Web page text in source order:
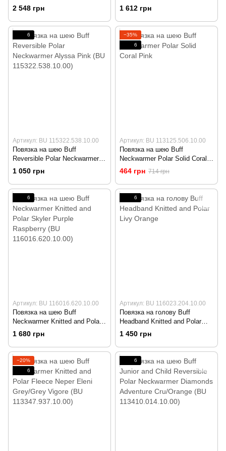
Rose (BU 1855.557.10)
2 548 грн
Fizz Blue Skydiver (BU
116007.703.10.00)
1 612 грн
6
Артикул: BU 115322.538.10.00
Повязка на шею Buff
Reversible Polar Neckwarmer
Alyssa Pink (BU
115322.538.10.00)
1 050 грн
−35%
6
Артикул: BU 113125.506.10.00
Повязка на шею Buff
Neckwarmer Polar Solid Coral
Pink
464 грн 714 грн
6
Артикул: BU 116016.620.10.00
Повязка на шею Buff
Neckwarmer Knitted and Polar
Skyler Purple Raspberry (BU
116016.620.10.00)
1 680 грн
6
Артикул: BU 116023.204.10.00
Повязка на голову Buff
Headband Knitted and Polar
Livy Orange
1 450 грн
−20%
6
6